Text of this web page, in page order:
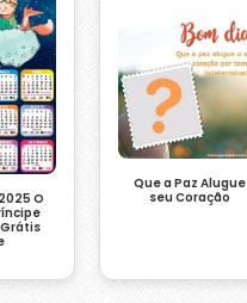
O
Que a Paz Alugue
seu Coração